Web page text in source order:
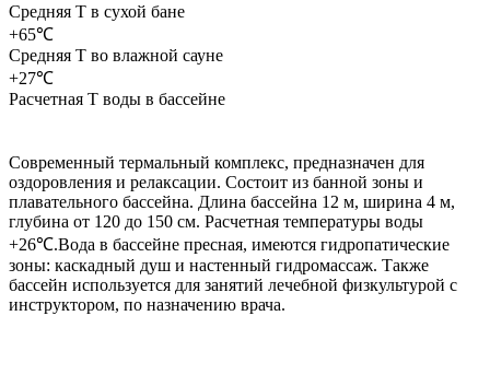
Средняя T в сухой бане
+65℃
Средняя T во влажной сауне
+27℃
Расчетная T воды в бассейне
Современный термальный комплекс, предназначен для
оздоровления и релаксации. Состоит из банной зоны и
плавательного бассейна. Длина бассейна 12 м, ширина 4 м,
глубина от 120 до 150 см. Расчетная температуры воды
+26℃.Вода в бассейне пресная, имеются гидропатические
зоны: каскадный душ и настенный гидромассаж. Также
бассейн используется для занятий лечебной физкультурой с
инструктором, по назначению врача.